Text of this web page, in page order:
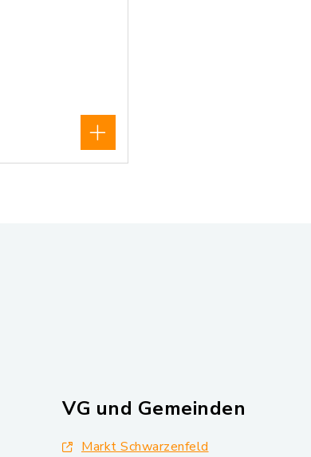
VG und Gemeinden
Markt Schwarzenfeld